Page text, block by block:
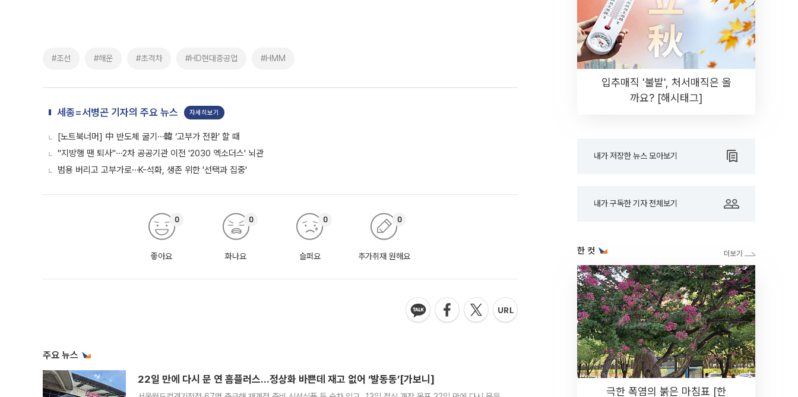
#조선 #해운 #초격차 #HD현대중공업 #HMM
세종=서병곤 기자의 주요 뉴스 자세히보기
[노트북너머] 中 반도체 굴기⋯韓 ‘고부가 전환’ 할 때
"지방행 땐 퇴사"⋯2차 공공기관 이전 '2030 엑소더스' 뇌관
범용 버리고 고부가로⋯K-석화, 생존 위한 '선택과 집중'
좋아요
0
화나요
0
슬퍼요
0
추가취재 원해요
0
주요 뉴스
22일 만에 다시 문 연 홈플러스…정상화 바쁜데 재고 없어 ‘발동동’[가보니]
입추매직 '불발', 처서매직은 올
까요? [해시태그]
내가 저장한 뉴스 모아보기
내가 구독한 기자 전체보기
한 컷
극한 폭염의 붉은 마침표 [한